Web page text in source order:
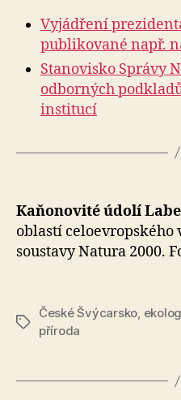
Vyjádření
publikované např.
Stanovisko Správy
odborných
institucí
Kaňonovité údolí
oblastí celoevropského
soustavy Natura 2000.
Štítky
České Švýcarsko,
příroda